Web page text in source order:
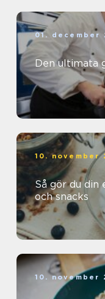
01. december
Den ultimata
10. november
Så gör du din
och snacks
10. november